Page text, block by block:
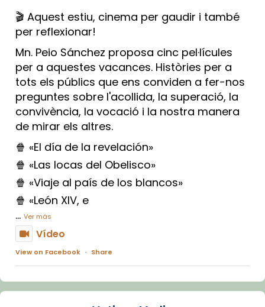
🎬 Aquest estiu, cinema per gaudir i també
per reflexionar!
Mn. Peio Sánchez proposa cinc pel·lícules
per a aquestes vacances. Històries per a
tots els públics que ens conviden a fer-nos
preguntes sobre l'acollida, la superació, la
convivència, la vocació i la nostra manera
de mirar els altres.
🍿 «El día de la revelación»
🍿 «Las locas del Obelisco»
🍿 «Viaje al país de los blancos»
🍿 «León XIV, e
... Ver más
Vídeo
View on Facebook · Share
Arquebisbat de Barcelona